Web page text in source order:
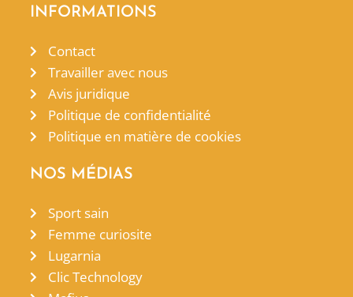
INFORMATIONS
Contact
Travailler avec nous
Avis juridique
Politique de confidentialité
Politique en matière de cookies
NOS MÉDIAS
Sport sain
Femme curiosite
Lugarnia
Clic Technology